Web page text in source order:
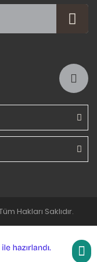
Hakları Saklıdır.
e-
hazırlandı.